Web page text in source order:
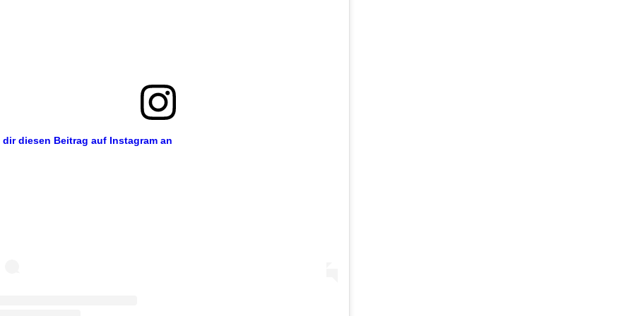
dir diesen Beitrag auf Instagram an